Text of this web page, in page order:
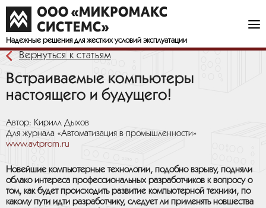
Надежные решения для жестких условий эксплуатации
Вернуться к статьям
Встраиваемые компьютеры
настоящего и будущего!
Автор: Кирилл Дыхов
Для журнала «Автоматизация в промышленности»
www.avtprom.ru
Новейшие компьютерные технологии, подобно взрыву, подняли
облако интереса профессиональных разработчиков к вопросу о
том, как будет происходить развитие компьютерной техники, по
какому пути идти разработчику, следует ли применять новшества